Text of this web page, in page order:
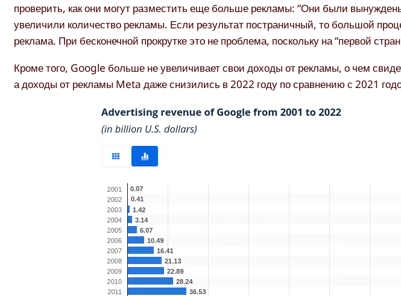
проверить, как они могут разместить еще больше рекламы: “Они были
увеличили количество рекламы. Если результат постраничный, то большой
реклама. При бесконечной прокрутке это не проблема, поскольку на “первой
Кроме того, Google больше не увеличивает свои доходы от рекламы, о чем
а доходы от рекламы Meta даже снизились в 2022 году по сравнению с 2021